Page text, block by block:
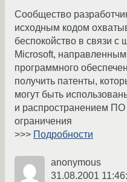
Сообщество
исходным кодом
беспокойство в связи с
Microsoft,
программного
получить патенты,
могут быть
и распространением ПО
ограничения
>>> Подробности
anonymous
31.08.2001